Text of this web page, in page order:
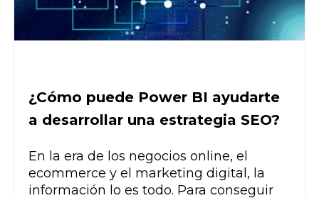
¿Cómo puede Power BI ayudarte
a desarrollar una estrategia SEO?
En la era de los negocios online, el
ecommerce y el marketing digital, la
información lo es todo. Para conseguir